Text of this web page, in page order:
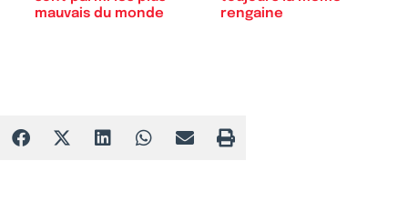
mauvais du monde
rengaine